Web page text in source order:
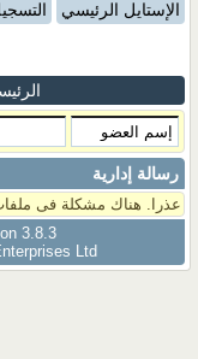
الإستايل الرئيسي
رسالة إدارية
عذرا. هناك مشكلة فى
3.8.3
Ltd.